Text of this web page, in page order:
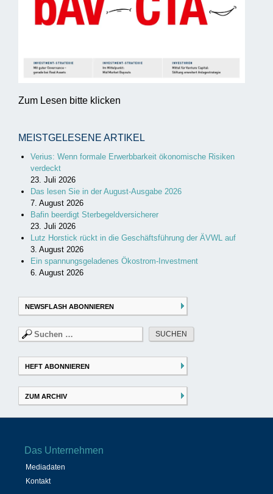
Zum Lesen bitte klicken
MEISTGELESENE ARTIKEL
Verius: Wenn formale Erwerbbarkeit ökonomische Risiken
verdeckt
23. Juli 2026
Das lesen Sie in der August-Ausgabe 2026
7. August 2026
Bafin beerdigt Sterbegeldversicherer
23. Juli 2026
Lutz Horstick rückt in die Geschäftsführung der ÄVWL auf
3. August 2026
Ein spannungsgeladenes Ökostrom-Investment
6. August 2026
NEWSFLASH ABONNIEREN
Suchen
nach:
HEFT ABONNIEREN
ZUM ARCHIV
Das Unternehmen
Mediadaten
Kontakt